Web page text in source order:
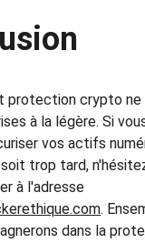
protection crypto ne
à la légère. Si
vos actifs
trop tard,
à l'adresse
.
dans la